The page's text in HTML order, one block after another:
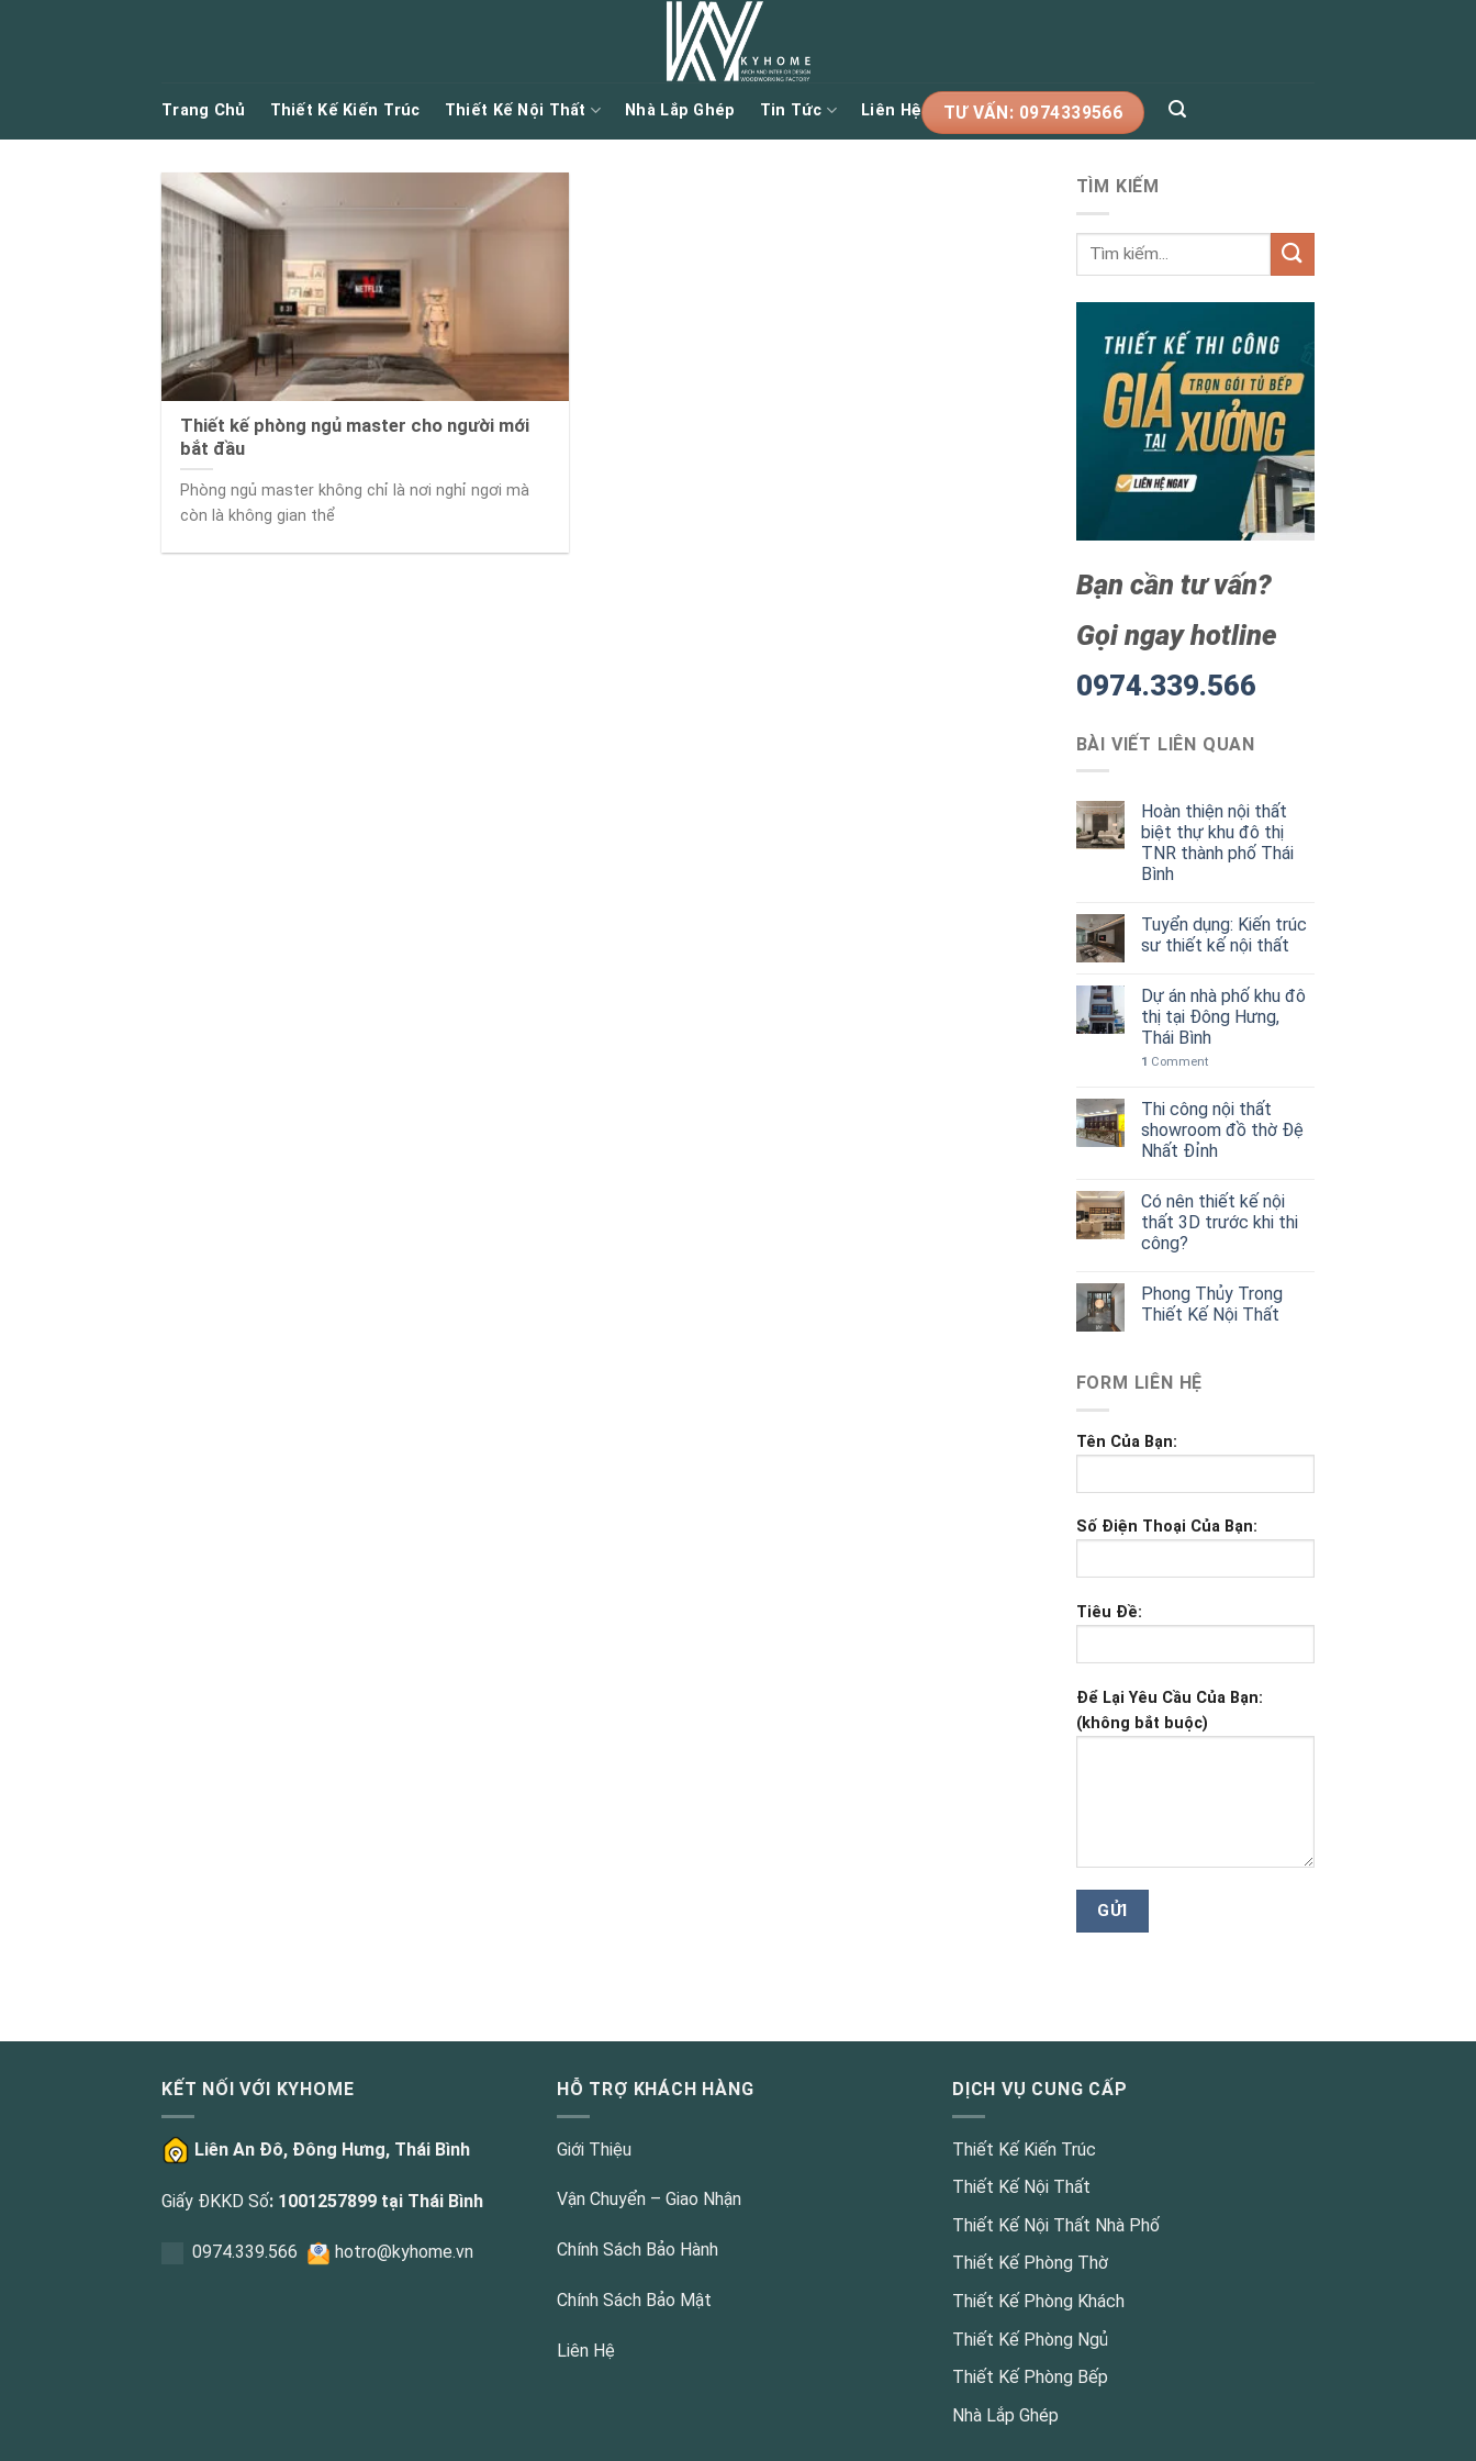
Trang Chủ Thiết Kế Kiến Trúc Thiết Kế Nội Thất Nhà Lắp Ghép Tin Tức Liên Hệ TƯ VẤN: 0974339566
Thiết kế phòng ngủ master cho người mới
bắt đầu
Phòng ngủ master không chỉ là nơi nghỉ ngơi mà
còn là không gian thể
TÌM KIẾM
Bạn cần tư vấn?
Gọi ngay hotline
0974.339.566
BÀI VIẾT LIÊN QUAN
Hoàn thiện nội thất
biệt thự khu đô thị
TNR thành phố Thái
Bình
Tuyển dụng: Kiến trúc
sư thiết kế nội thất
Dự án nhà phố khu đô
thị tại Đông Hưng,
Thái Bình
1 Comment
Thi công nội thất
showroom đồ thờ Đệ
Nhất Đỉnh
Có nên thiết kế nội
thất 3D trước khi thi
công?
Phong Thủy Trong
Thiết Kế Nội Thất
FORM LIÊN HỆ
Tên Của Bạn:
Số Điện Thoại Của Bạn:
Tiêu Đề:
Để Lại Yêu Cầu Của Bạn:
(không bắt buộc)
KẾT NỐI VỚI KYHOME
Liên An Đô, Đông Hưng, Thái Bình
Giấy ĐKKD Số: 1001257899 tại Thái Bình
0974.339.566 hotro@kyhome.vn
HỖ TRỢ KHÁCH HÀNG
Giới Thiệu
Vận Chuyển – Giao Nhận
Chính Sách Bảo Hành
Chính Sách Bảo Mật
Liên Hệ
DỊCH VỤ CUNG CẤP
Thiết Kế Kiến Trúc
Thiết Kế Nội Thất
Thiết Kế Nội Thất Nhà Phố
Thiết Kế Phòng Thờ
Thiết Kế Phòng Khách
Thiết Kế Phòng Ngủ
Thiết Kế Phòng Bếp
Nhà Lắp Ghép